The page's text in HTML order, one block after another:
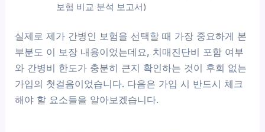
보험 비교 분석 보고서)
실제로 제가 간병인 보험을 선택할 때 가장 중요하게 본
부분도 이 보장 내용이었는데요, 치매진단비 포함 여부
와 간병비 한도가 충분히 큰지 확인하는 것이 후회 없는
가입의 첫걸음이었습니다. 다음은 가입 시 반드시 체크
해야 할 요소들을 알아보겠습니다.